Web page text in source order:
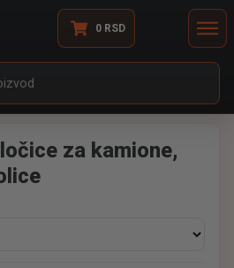
0 RSD
za kamione,